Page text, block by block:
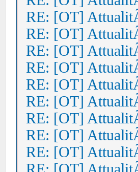
RE: [OT]
RE: [OT]
RE: [OT]
RE: [OT]
RE: [OT]
RE: [OT]
RE: [OT]
RE: [OT]
RE: [OT]